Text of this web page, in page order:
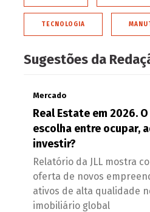
TECNOLOGIA
Sugestões da
Mercado
Real Estate em 2026.
escolha entre ocupar,
investir?
Relatório da JLL mostra
oferta de novos
ativos de alta qualidade
imobiliário global